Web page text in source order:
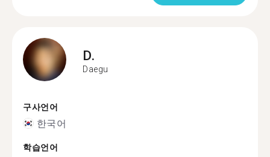
D.
Daegu
구사언어
한국어
학습언어